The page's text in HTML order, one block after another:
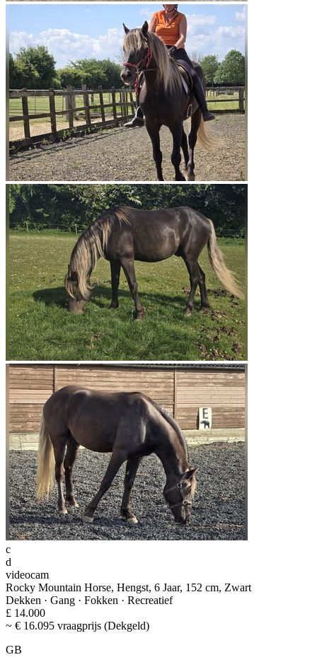
c
d
videocam
Rocky Mountain Horse, Hengst, 6 Jaar, 152 cm, Zwart
Dekken · Gang · Fokken · Recreatief
£ 14.000
~ € 16.095 vraagprijs (Dekgeld)
GB